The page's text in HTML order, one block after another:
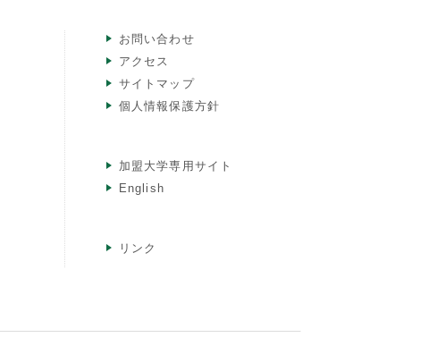
お問い合わせ
アクセス
サイトマップ
個人情報保護方針
加盟大学専用サイト
English
リンク